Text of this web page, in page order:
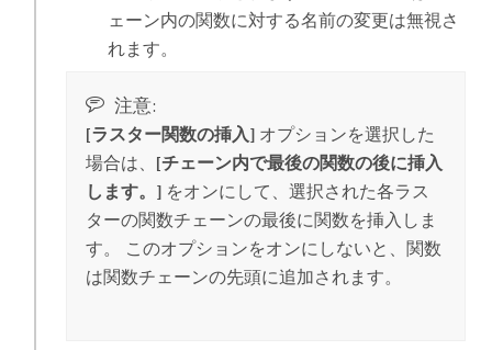
ェーン内の関数に対する名前の変更は無視さ
れます。
注意:
[ラスター関数の挿入]オプションを選択した
場合は、 [チェーン内で最後の関数の後に挿入
します。]をオンにして、選択された各ラス
ターの関数チェーンの最後に関数を挿入しま
す。 このオプションをオンにしないと、関数
は関数チェーンの先頭に追加されます。